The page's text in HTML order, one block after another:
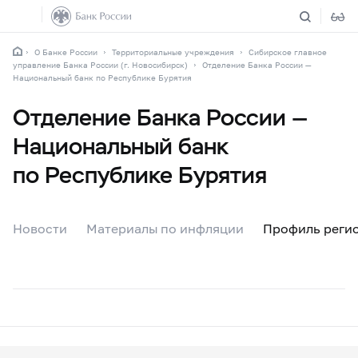
О Банке России Территориальные учреждения
Сибирское главное
управление Банка России (г. Новосибирск)
Отделение Банка России —
Национальный банк по Республике Бурятия
Отделение Банка России —
Национальный банк
по Республике Бурятия
Новости Материалы по инфляции Профиль